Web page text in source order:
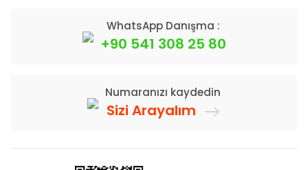
WhatsApp Danışma :
+90 541 308 25 80
Numaranızı kaydedin
Sizi Arayalım